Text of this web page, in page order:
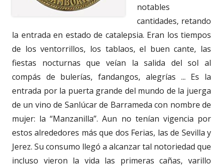
notables
cantidades, retando
la entrada en estado de catalepsia. Eran los tiempos
de los ventorrillos, los tablaos, el buen cante, las
fiestas nocturnas que veían la salida del sol al
compás de bulerías, fandangos, alegrías ... Es la
entrada por la puerta grande del mundo de la juerga
de un vino de Sanlúcar de Barrameda con nombre de
mujer: la “Manzanilla”. Aun no tenían vigencia por
estos alrededores más que dos Ferias, las de Sevilla y
Jerez. Su consumo llegó a alcanzar tal notoriedad que
incluso vieron la vida las primeras cañas, varillo